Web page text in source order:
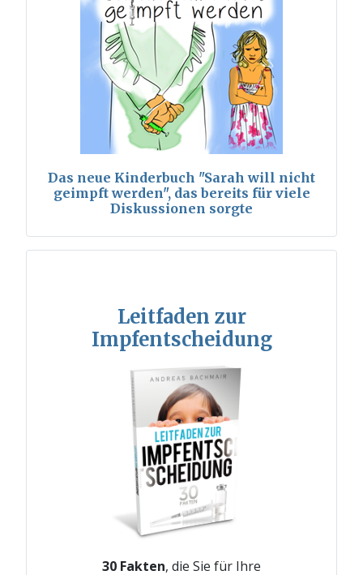
Das neue Kinderbuch "Sarah will nicht
geimpft werden", das bereits für viele
Diskussionen sorgte
Leitfaden zur
Impfentscheidung
30 Fakten, die Sie für Ihre